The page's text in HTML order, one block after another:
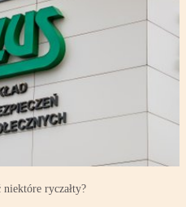
niektóre ryczałty?